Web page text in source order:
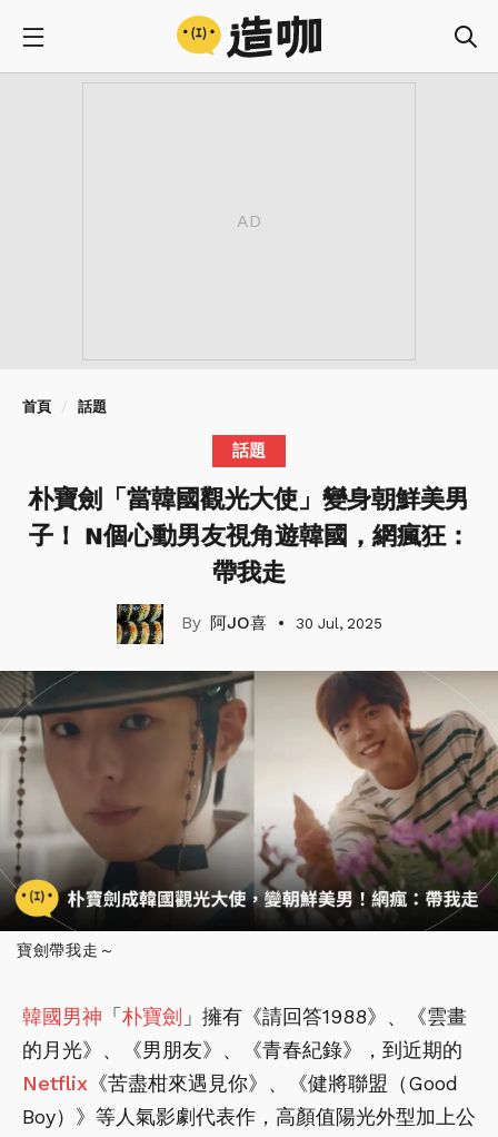
首頁 話題
話題
朴寶劍「當韓國觀光大使」變身朝鮮美男
子！ N個心動男友視角遊韓國，網瘋狂：
帶我走
阿JO喜 30 Jul, 2025
寶劍帶我走～
韓國男神 「 朴寶劍 」擁有《請回答1988》、《雲畫
的月光》、《男朋友》、《青春紀錄》，到近期的
Netflix 《苦盡柑來遇見你》、《健將聯盟（Good
Boy）》等人氣影劇代表作，高顏值陽光外型加上公